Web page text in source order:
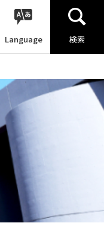
Language 検索